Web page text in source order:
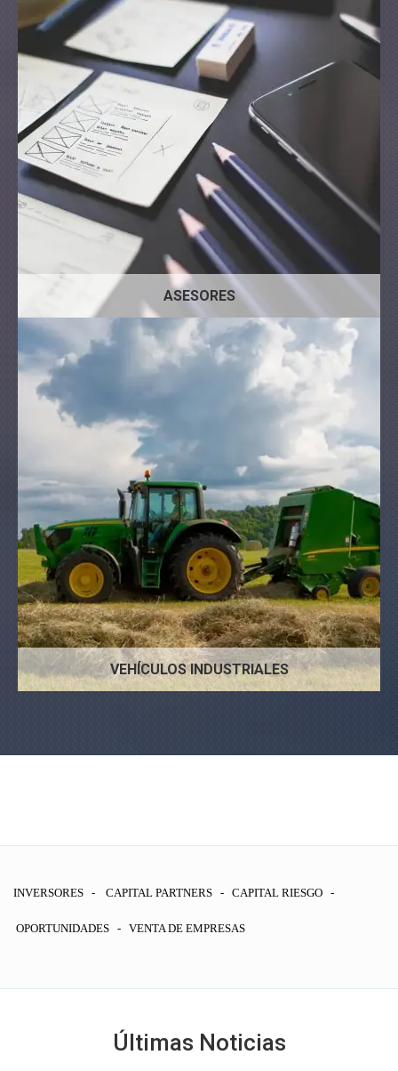
ASESORES
Micros Largos Tractores
VEHÍCULOS INDUSTRIALES
INVERSORES - CAPITAL PARTNERS - CAPITAL RIESGO -
OPORTUNIDADES - VENTA DE EMPRESAS
Últimas Noticias